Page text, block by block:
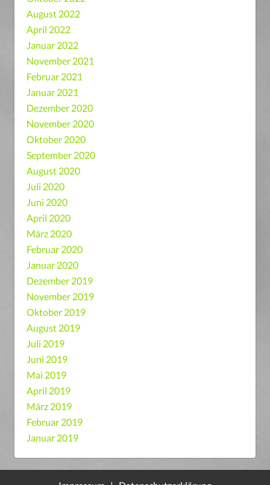
August 2022
April 2022
Januar 2022
November 2021
Februar 2021
Januar 2021
Dezember 2020
November 2020
Oktober 2020
September 2020
August 2020
Juli 2020
Juni 2020
April 2020
März 2020
Februar 2020
Januar 2020
Dezember 2019
November 2019
Oktober 2019
August 2019
Juli 2019
Juni 2019
Mai 2019
April 2019
März 2019
Februar 2019
Januar 2019